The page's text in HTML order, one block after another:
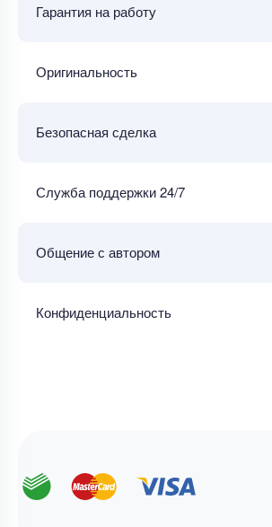
Гарантия на работу
Оригинальность
Безопасная сделка
Служба поддержки 24/7
Общение с автором
Конфиденциальность